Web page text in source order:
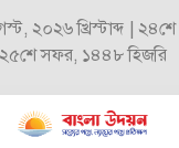
২০২৬ খ্রিস্টাব্দ | ২৪শে
২৫শে সফর, ১৪৪৮ হিজরি